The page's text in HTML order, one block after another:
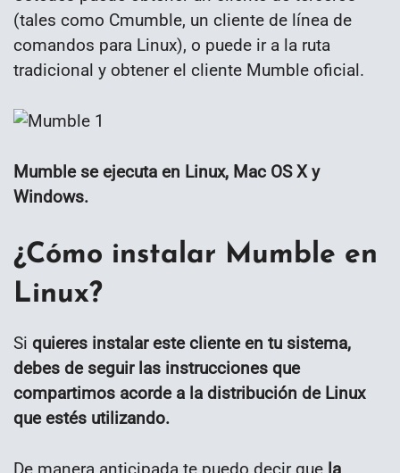
(tales como Cmumble, un cliente de línea de
comandos para Linux), o puede ir a la ruta
tradicional y obtener el cliente Mumble oficial.
Mumble se ejecuta en Linux, Mac OS X y
Windows.
¿Cómo instalar Mumble en
Linux?
Si quieres instalar este cliente en tu sistema,
debes de seguir las instrucciones que
compartimos acorde a la distribución de Linux
que estés utilizando.
De manera anticipada te puedo decir que la